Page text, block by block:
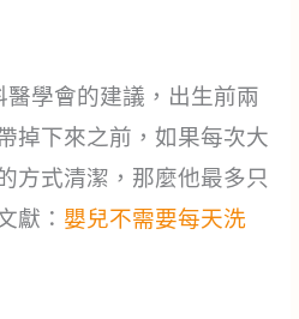
學會的建議，出生前兩
掉下來之前，如果每次大
方式清潔，那麼他最多只
獻： 嬰兒不需要每天洗